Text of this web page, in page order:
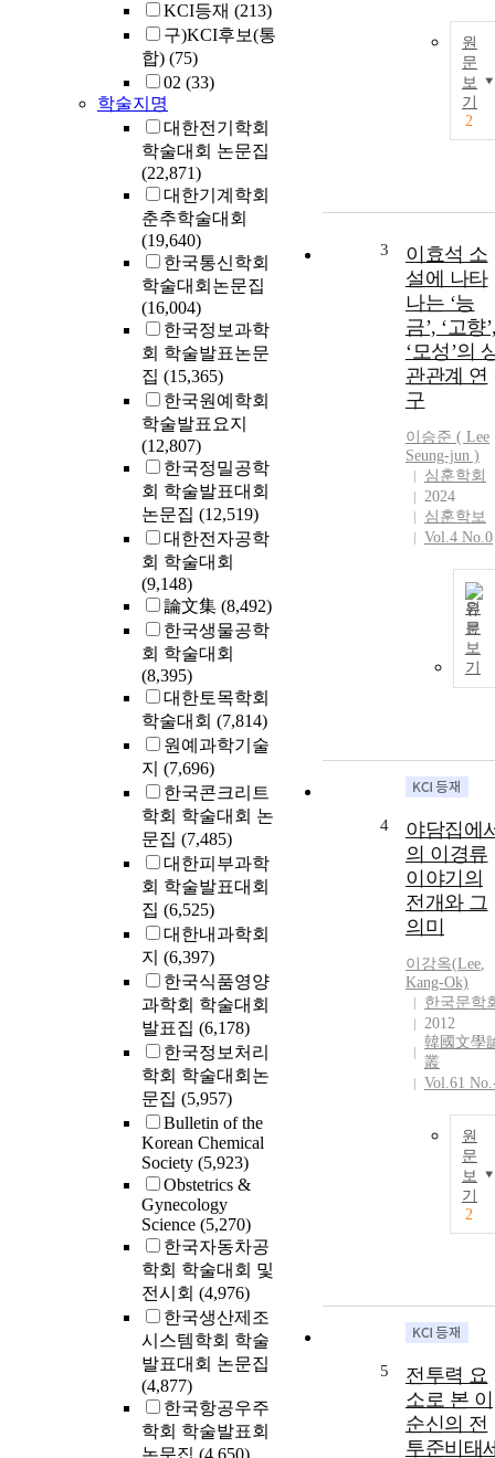
KCI등재 (213)
구)KCI후보(통
합) (75)
02 (33)
학술지명
대한전기학회
학술대회 논문집
(22,871)
대한기계학회
춘추학술대회
(19,640)
한국통신학회
학술대회논문집
(16,004)
한국정보과학
회 학술발표논문
집 (15,365)
한국원예학회
학술발표요지
(12,807)
한국정밀공학
회 학술발표대회
논문집 (12,519)
대한전자공학
회 학술대회
(9,148)
論文集 (8,492)
한국생물공학
회 학술대회
(8,395)
대한토목학회
학술대회 (7,814)
원예과학기술
지 (7,696)
한국콘크리트
학회 학술대회 논
문집 (7,485)
대한피부과학
회 학술발표대회
집 (6,525)
대한내과학회
지 (6,397)
한국식품영양
과학회 학술대회
발표집 (6,178)
한국정보처리
학회 학술대회논
문집 (5,957)
Bulletin of the
Korean Chemical
Society (5,923)
Obstetrics &
Gynecology
Science (5,270)
한국자동차공
학회 학술대회 및
전시회 (4,976)
한국생산제조
시스템학회 학술
발표대회 논문집
(4,877)
한국항공우주
학회 학술발표회
원
문
보
기
2
3
이효석 소
설에 나타
나는 ‘능
금’, ‘고향
‘모성’의
관관계 연
구
이승준 ( Lee
Seung-jun )
심훈학회
2024
심훈학보
Vol.4 No.0
원
문
보
기
4
야담집에
의 이경류
이야기의
전개와 그
의미
이강옥(Lee,
Kang-Ok)
한국문학
2012
韓國文學
叢
Vol.61
원
문
보
기
2
5
전투력 요
소로 본 이
순신의 전
투준비태